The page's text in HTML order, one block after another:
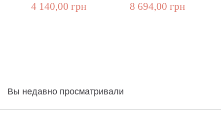
4 140,00 грн 8 694,00 грн
Вы недавно просматривали